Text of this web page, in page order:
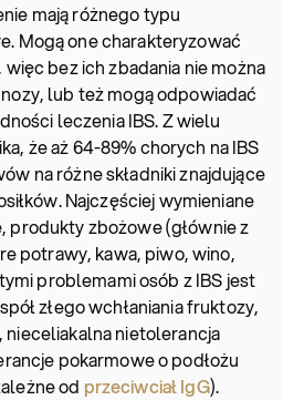
mają różnego typu
Mogą one charakteryzować
bez ich zbadania nie można
lub też mogą odpowiadać
leczenia IBS. Z wielu
że aż 64-89% chorych na IBS
na różne składniki znajdujące
Najczęściej wymieniane
produkty zbożowe (głównie z
potrawy, kawa, piwo, wino,
problemami osób z IBS jest
złego wchłaniania fruktozy,
nieceliakalna nietolerancja
pokarmowe o podłożu
od przeciwciał IgG).